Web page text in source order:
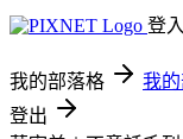
登入
我的部落格 我
登出